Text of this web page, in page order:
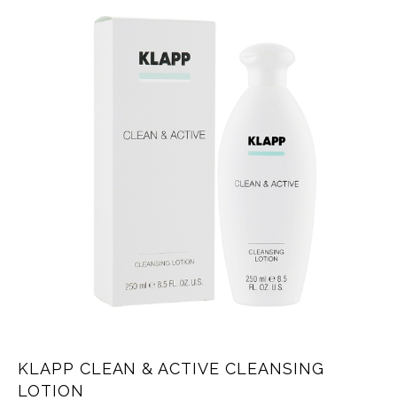
KLAPP CLEAN & ACTIVE CLEANSING
LOTION